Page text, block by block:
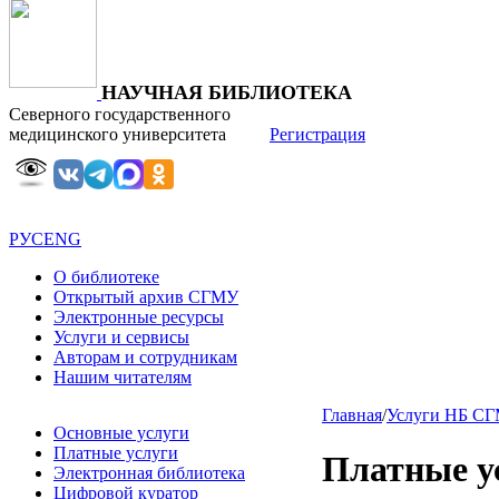
НАУЧНАЯ БИБЛИОТЕКА
Северного государственного
медицинского университета
Регистрация
РУСENG
О библиотеке
Открытый архив СГМУ
Электронные ресурсы
Услуги и сервисы
Авторам и сотрудникам
Нашим читателям
Основные услуги
Платные услуги
Электронная библиотека
Цифровой куратор
Главная/Услуги НБ
Платные